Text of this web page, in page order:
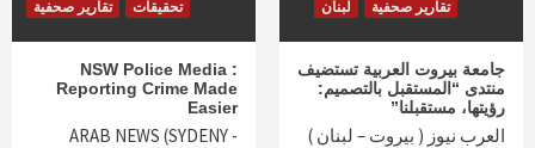
تقارير صحفية
لبنان
جامعة بيروت العربية تستضيف
منتدى “المستقبل بالتصميم:
رؤيتها، مستقبلنا”
العرب نيوز ( بيروت – لبنان )
تحقيقات
تقارير صحفية
NSW Police Media :
Reporting Crime Made
Easier
ARAB NEWS (SYDENY -